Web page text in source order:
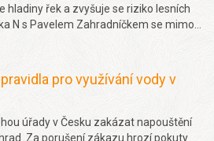
hladiny řek a zvyšuje se riziko lesních
N s Pavelem Zahradníčkem se mimo
Více pro využívání vody v
úřady v Česku zakázat napouštění
Za porušení zákazu hrozí pokuty